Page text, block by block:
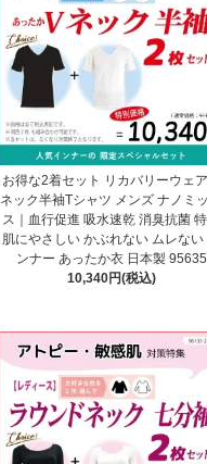
お得な2着セット リカバリーウェ
ネック半袖Tシャツ メンズ ナノミ
ス｜血行促進 吸水速乾 消臭抗菌
肌にやさしい かぶれない ムレない
ンナー あったか衣 日本製 95635
10,340円(税込)